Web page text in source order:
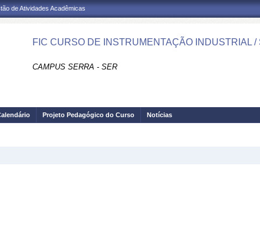
de Atividades Acadêmicas
FIC CURSO DE INSTRUMENTAÇÃO INDUSTRIAL /
CAMPUS SERRA - SER
Projeto Pedagógico do Curso Notícias